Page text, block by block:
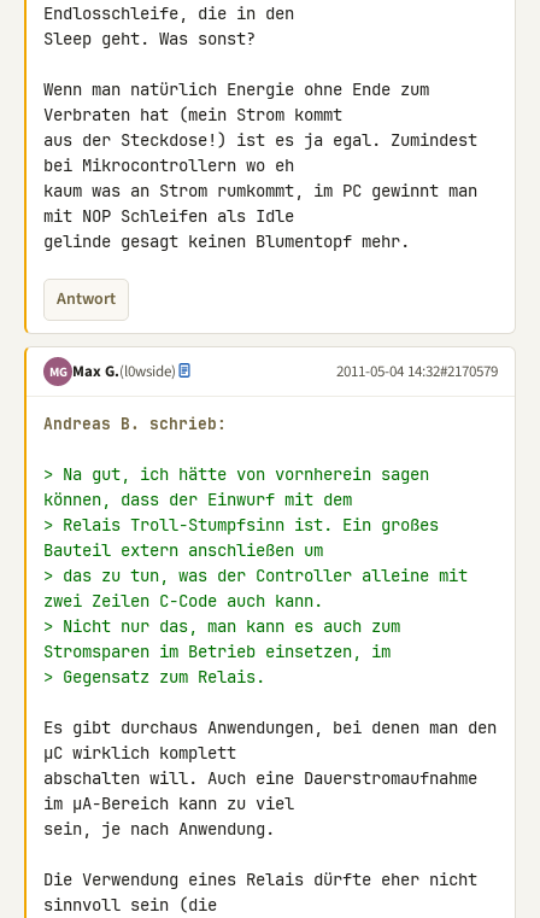
Endlosschleife, die in den
Sleep geht. Was sonst?
Wenn man natürlich Energie ohne Ende zum
Verbraten hat (mein Strom kommt
aus der Steckdose!) ist es ja egal. Zumindest
bei Mikrocontrollern wo eh
kaum was an Strom rumkommt, im PC gewinnt man
mit NOP Schleifen als Idle
gelinde gesagt keinen Blumentopf mehr.
Antwort
MG Max G.(l0wside) 2011-05-04 14:32#2170579
Andreas B. schrieb:
> Na gut, ich hätte von vornherein sagen
können, dass der Einwurf mit dem
> Relais Troll-Stumpfsinn ist. Ein großes
Bauteil extern anschließen um
> das zu tun, was der Controller alleine mit
zwei Zeilen C-Code auch kann.
> Nicht nur das, man kann es auch zum
Stromsparen im Betrieb einsetzen, im
> Gegensatz zum Relais.
Es gibt durchaus Anwendungen, bei denen man den
µC wirklich komplett
abschalten will. Auch eine Dauerstromaufnahme
im µA-Bereich kann zu viel
sein, je nach Anwendung.
Die Verwendung eines Relais dürfte eher nicht
sinnvoll sein (die